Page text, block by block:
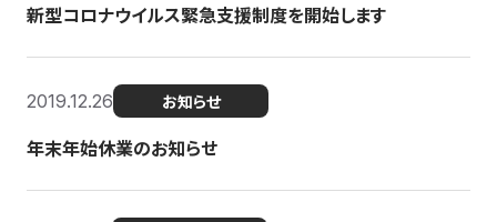
新型コロナウイルス緊急支援制度を開始します
2019.12.26 お知らせ
年末年始休業のお知らせ